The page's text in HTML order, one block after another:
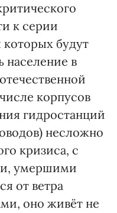
к серии
которых будут
население в
корпусов
гидростанций
несложно
кризиса, с
умершими
от ветра
оно живёт не